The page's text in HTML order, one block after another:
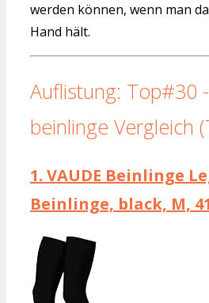
werden können, wenn man
Hand hält.
Auflistung: Top#30
beinlinge Vergleich
1. VAUDE Beinlinge
Beinlinge, black, M,